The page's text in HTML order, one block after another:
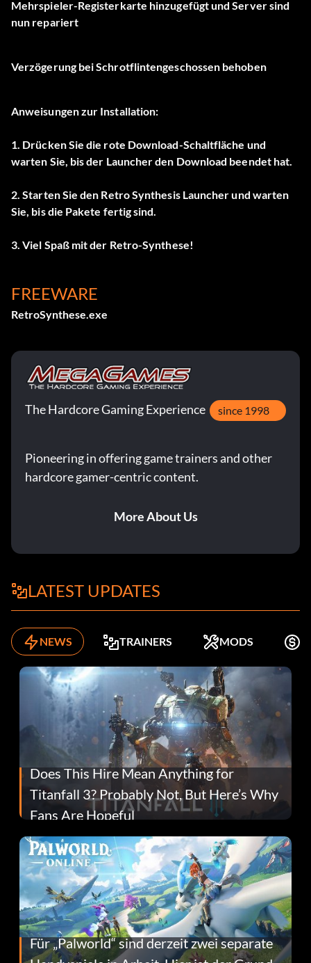
Mehrspieler-Registerkarte hinzugefügt und Server sind
nun repariert
Verzögerung bei Schrotflintengeschossen behoben
Anweisungen zur Installation:
1. Drücken Sie die rote Download-Schaltfläche und
warten Sie, bis der Launcher den Download beendet hat.
2. Starten Sie den Retro Synthesis Launcher und warten
Sie, bis die Pakete fertig sind.
3. Viel Spaß mit der Retro-Synthese!
FREEWARE
RetroSynthese.exe
The Hardcore Gaming Experience since 1998
Pioneering in offering game trainers and other
hardcore gamer-centric content.
More About Us
LATEST UPDATES
NEWS TRAINERS MODS
Does This Hire Mean Anything for
Titanfall 3? Probably Not, But Here’s Why
Fans Are Hopeful
Für „Palworld“ sind derzeit zwei separate